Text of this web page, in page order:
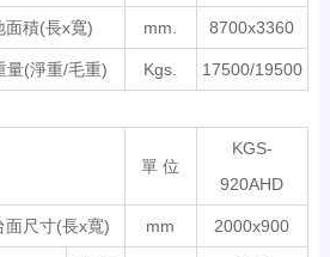
面積(長x寬) mm. 8700x3360
量(淨重/毛重) Kgs. 17500/19500
單 位
KGS-
920AHD
面尺寸(長x寬) mm 2000x900